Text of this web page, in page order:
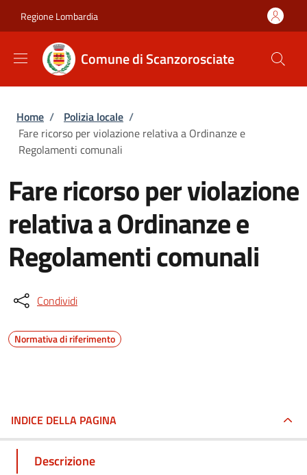
Regione Lombardia
Comune di Scanzorosciate
Briciole di pane
Home / Polizia locale /
Fare ricorso per violazione relativa a Ordinanze e
Regolamenti comunali
Fare ricorso per violazione
relativa a Ordinanze e
Regolamenti comunali
Condividi
Normativa di riferimento
INDICE DELLA PAGINA
Descrizione